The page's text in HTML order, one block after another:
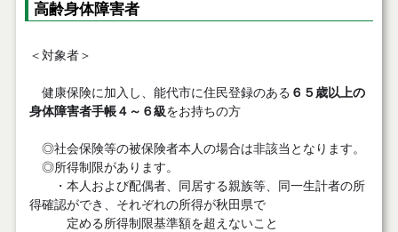
高齢身体障害者
＜対象者＞
健康保険に加入し、能代市に住民登録のある ６５歳以上の
身体障害者手帳４～６級をお持ちの方
◎社会保険等の被保険者本人の場合は非該当となります。
◎所得制限があります。
・本人および配偶者、同居する親族等、同一生計者の所
得確認ができ、それぞれの所得が秋田県で
定める所得制限基準額を超えないこと